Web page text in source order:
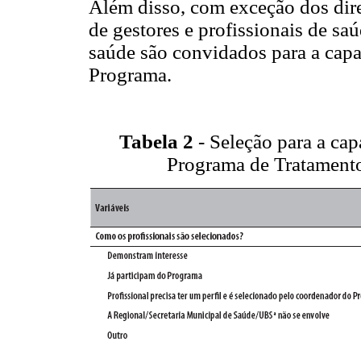
Além disso, com exceção dos
de gestores e profissionais de
saúde são convidados para a
Programa.
Tabela 2 - Seleção para a
Programa de